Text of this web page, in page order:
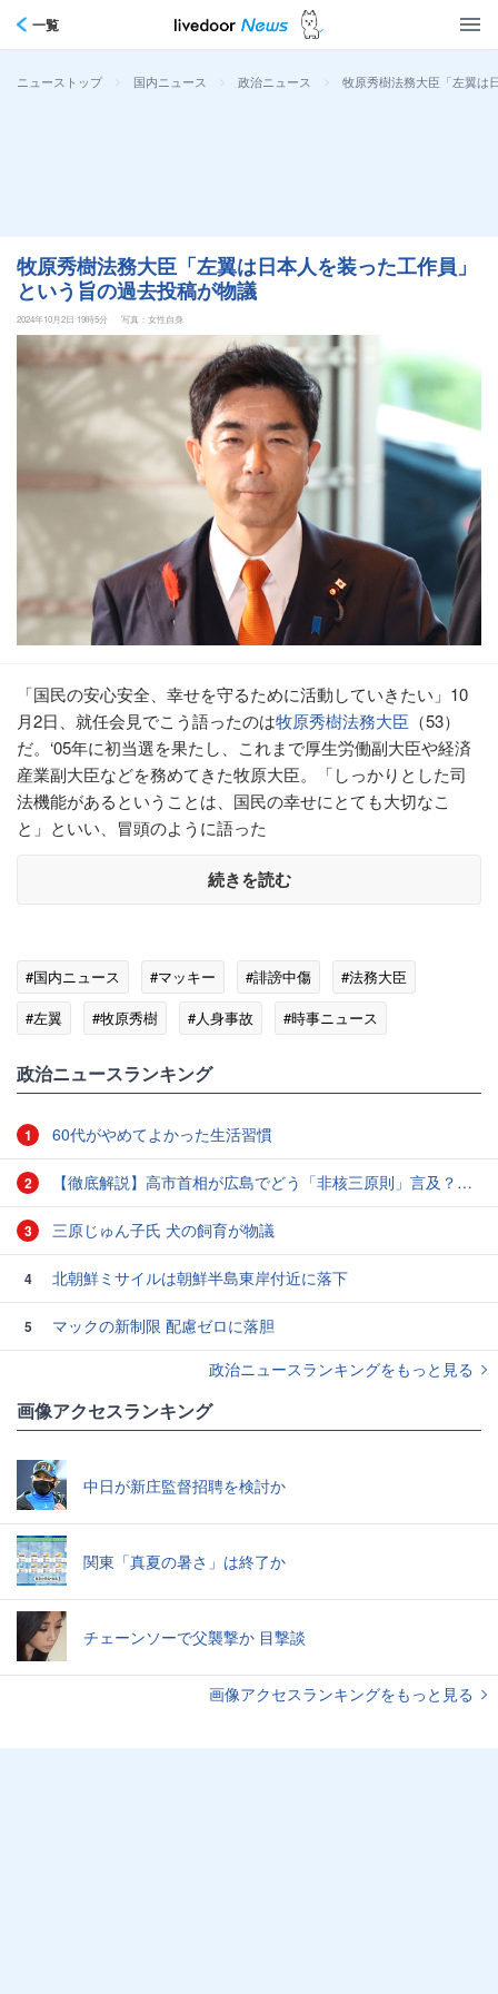
一覧
ニューストップ > 国内ニュース > 政治ニュース > 牧原秀樹法務大臣「左翼は
牧原秀樹法務大臣「左翼は日本人を装った工作員」
という旨の過去投稿が物議
2024年10月2日 19時5分 写真：女性自身
「国民の安心安全、幸せを守るために活動していきたい」10
月2日、就任会見でこう語ったのは牧原秀樹法務大臣 （53）
だ。‘05年に初当選を果たし、これまで厚生労働副大臣や経済
産業副大臣などを務めてきた牧原大臣。「しっかりとした司
法機能があるということは、国民の幸せにとても大切なこ
と」といい、冒頭のように語った
続きを読む
#国内ニュース #マッキー #誹謗中傷
#法務大臣
#左翼
#牧原秀樹 #人身事故 #時事ニュース
政治ニュースランキング
1 60代がやめてよかった生活習慣
2 【徹底解説】高市首相が広島でどう「非核三原則」言及？現状にとどめ将来は明言せず 著書では「邪魔になる」と主張
3 三原じゅん子氏 犬の飼育が物議
4 北朝鮮ミサイルは朝鮮半島東岸付近に落下
5
マックの新制限 配慮ゼロに落胆
政治ニュースランキングをもっと見る
画像アクセスランキング
中日が新庄監督招聘を検討か
関東「真夏の暑さ」は終了か
チェーンソーで父襲撃か 目撃談
画像アクセスランキングをもっと見る